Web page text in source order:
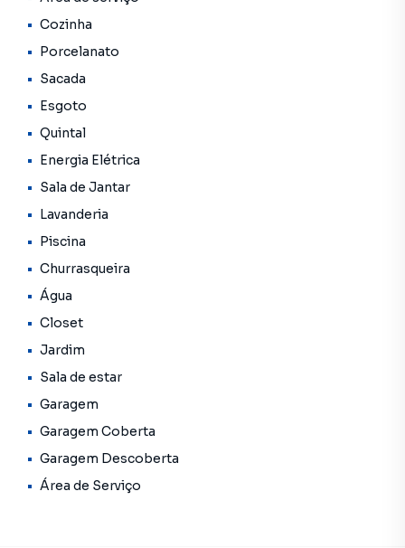
casa conta com uma piscina grande e aquecida, rodeada
versatilidade no uso.A lavanderia é coberta e bem
posicionada, e a garagem comporta até 4 veículos,
garantindo comodidade no dia a dia.
Cozinha
Porcelanato
Sacada
Esgoto
Quintal
Energia Elétrica
Sala de Jantar
Lavanderia
Piscina
Churrasqueira
Água
Closet
Jardim
Sala de estar
Garagem
Garagem Coberta
Garagem Descoberta
Área de Serviço